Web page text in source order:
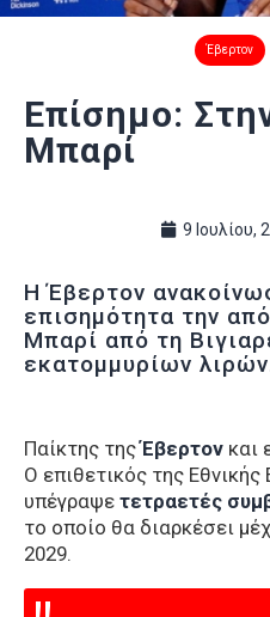
Έβερτον
Επίσημο:
Μπαρί
9 Ιουλίου,
Η Έβερτον
επισημότητα την
Μπαρί από τη
εκατομμυρίων
Παίκτης τηςΈβερτον και
Ο επιθετικός της
υπέγραψε τετραετές
το οποίο θα διαρκέσει
2029.